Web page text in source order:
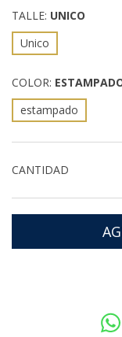
TALLE: UNICO
Unico
COLOR:
estampado
CANTIDAD